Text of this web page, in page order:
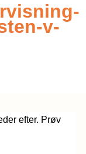
v-
efter. Prøv